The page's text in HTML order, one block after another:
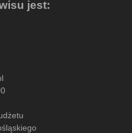
jest: